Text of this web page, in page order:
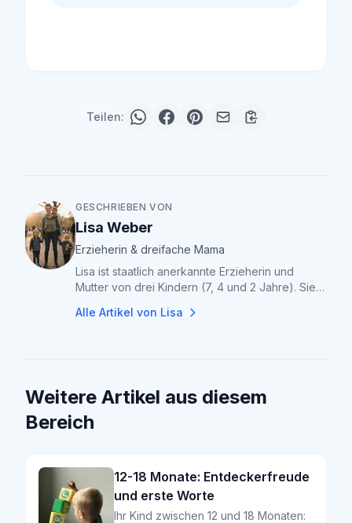
Teilen:
GESCHRIEBEN VON
Lisa Weber
Erzieherin & dreifache Mama
Lisa ist staatlich anerkannte Erzieherin und
Mutter von drei Kindern (7, 4 und 2 Jahre). Sie
Kleinkindern und Familien.
Alle Artikel von Lisa
Weitere Artikel aus diesem
Bereich
12-18 Monate: Entdeckerfreude
und erste Worte
Ihr Kind zwischen 12 und 18 Monaten: